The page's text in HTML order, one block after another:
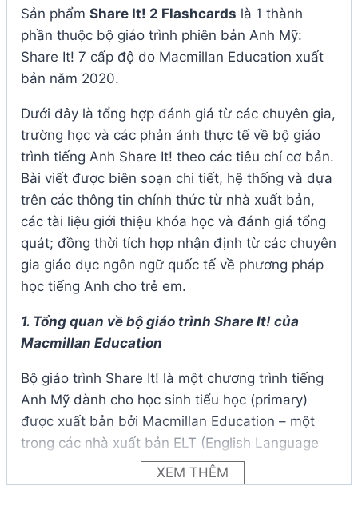
Sản phẩm Share It! 2 Flashcards là 1 thành
phần thuộc bộ giáo trình phiên bản Anh Mỹ:
Share It! 7 cấp độ do Macmillan Education xuất
bản năm 2020.
Dưới đây là tổng hợp đánh giá từ các chuyên gia,
trường học và các phản ánh thực tế về bộ giáo
trình tiếng Anh Share It! theo các tiêu chí cơ bản.
Bài viết được biên soạn chi tiết, hệ thống và dựa
trên các thông tin chính thức từ nhà xuất bản,
các tài liệu giới thiệu khóa học và đánh giá tổng
quát; đồng thời tích hợp nhận định từ các chuyên
gia giáo dục ngôn ngữ quốc tế về phương pháp
học tiếng Anh cho trẻ em.
1. Tổng quan về bộ giáo trình Share It! của
Macmillan Education
Bộ giáo trình Share It! là một chương trình tiếng
Anh Mỹ dành cho học sinh tiểu học (primary)
được xuất bản bởi Macmillan Education – một
trong các nhà xuất bản ELT (English Language
Teaching) uy tín trên thế giới. Bộ sách bao gồm 7
cấp độ từ Starter đến Level 6, nhắm đến học
XEM THÊM